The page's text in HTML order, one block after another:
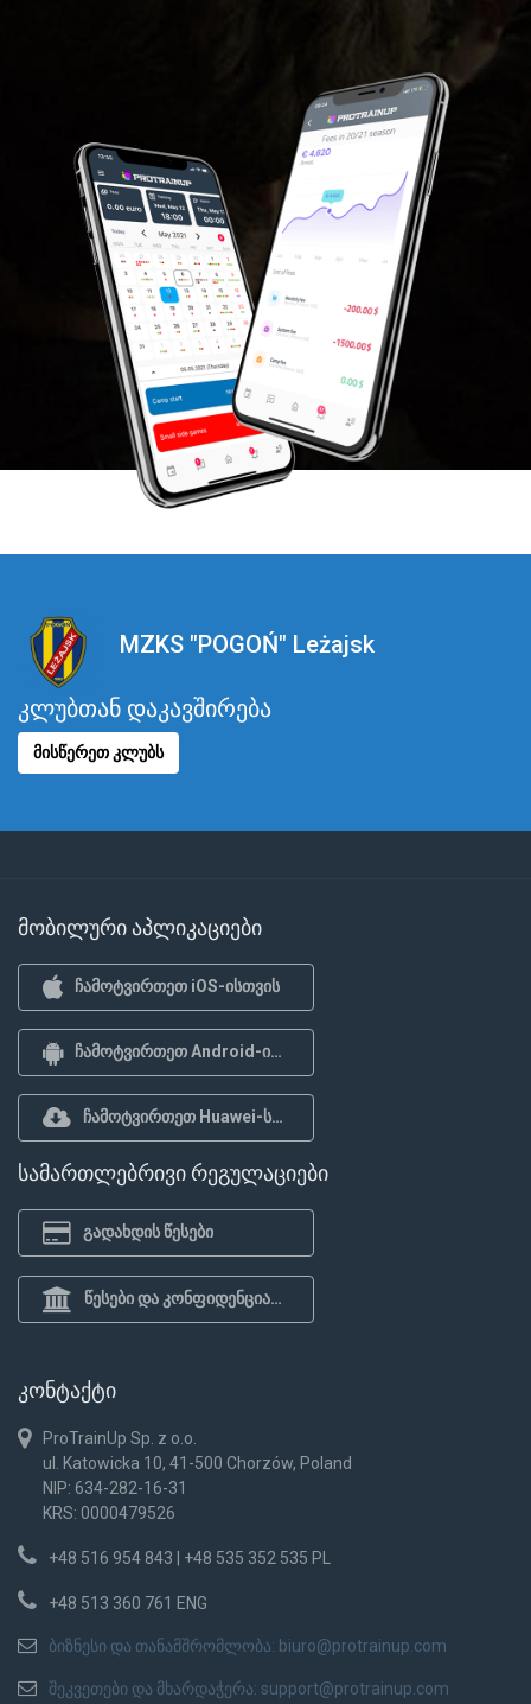
MZKS "POGOŃ" Leżajsk
კლუბთან დაკავშირება
მისწერეთ კლუბს
მობილური აპლიკაციები
ჩამოტვირთეთ iOS-ისთვის
ჩამოტვირთეთ Android-ისთვის
ჩამოტვირთეთ Huawei-სთვის
სამართლებრივი რეგულაციები
გადახდის წესები
წესები და კონფიდენციალურობის პოლიტიკა
კონტაქტი
ProTrainUp Sp. z o.o.
ul. Katowicka 10, 41-500 Chorzów, Poland
NIP: 634-282-16-31
KRS: 0000479526
+48 516 954 843 | +48 535 352 535 PL
+48 513 360 761 ENG
ბიზნესი და თანამშრომლობა: biuro@protrainup.com
შეკვეთები და მხარდაჭერა: support@protrainup.com